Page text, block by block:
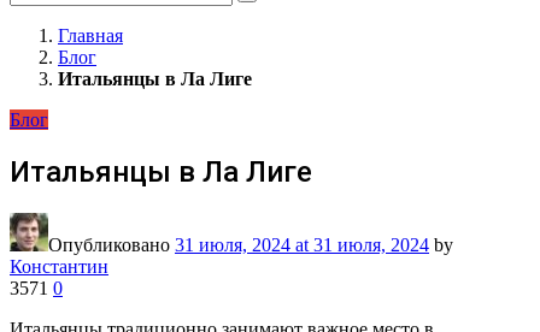
Search
Главная
Блог
Итальянцы в Ла Лиге
Блог
Итальянцы в Ла Лиге
Опубликовано 31 июля, 2024 at 31 июля, 2024 by
Константин
3571 0